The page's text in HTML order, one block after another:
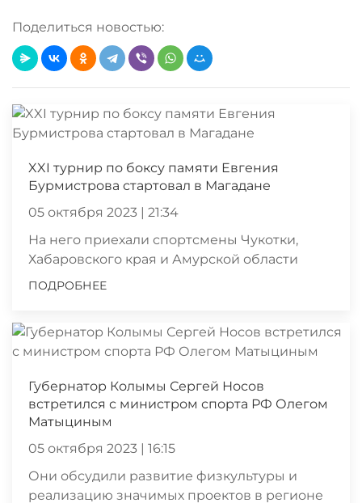
Поделиться новостью:
XXI турнир по боксу памяти Евгения
Бурмистрова стартовал в Магадане
05 октября 2023 | 21:34
На него приехали спортсмены Чукотки,
Хабаровского края и Амурской области
ПОДРОБНЕЕ
Губернатор Колымы Сергей Носов
встретился с министром спорта РФ Олегом
Матыциным
05 октября 2023 | 16:15
Они обсудили развитие физкультуры и
реализацию значимых проектов в регионе